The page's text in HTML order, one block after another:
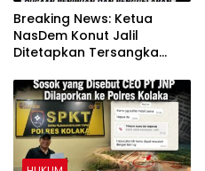
Breaking News: Ketua
NasDem Konut Jalil
Ditetapkan Tersangka
Penggelapan